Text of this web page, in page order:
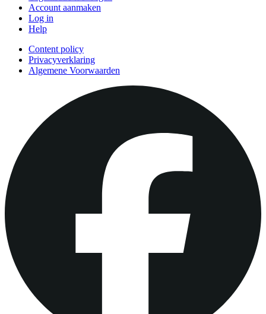
Account aanmaken
Log in
Help
Content policy
Privacyverklaring
Algemene Voorwaarden